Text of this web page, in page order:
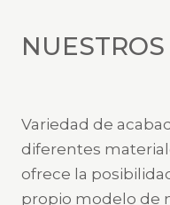
Variedad de
diferentes
ofrece la
propio modelo de